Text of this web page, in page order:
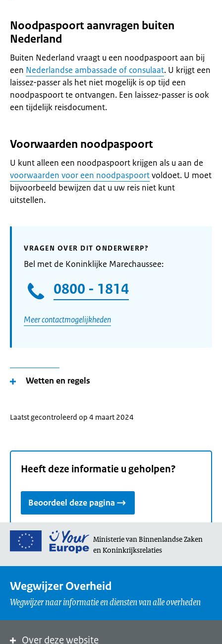
Noodpaspoort aanvragen buiten
Nederland
Buiten Nederland vraagt u een noodpaspoort aan bij
een Nederlandse ambassade of consulaat. U krijgt een
laissez-passer als het niet mogelijk is op tijd een
noodpaspoort te ontvangen. Een laissez-passer is ook
een tijdelijk reisdocument.
Voorwaarden noodpaspoort
U kunt alleen een noodpaspoort krijgen als u aan de
voorwaarden voor een noodpaspoortvoldoet. U moet
bijvoorbeeld bewijzen dat u uw reis niet kunt
uitstellen.
VRAGEN OVER DIT ONDERWERP?
Bel met de Koninklijke Marechaussee:
0800 - 1814
Meer contactmogelijkheden
Wetten en regels
Laatst gecontroleerd op 4 maart 2024
Heeft deze informatie u geholpen?
Beoordeel deze pagina
Ga
naar
van
Your
een
portaal
Ministerie van Binnenlandse Zaken
en Koninkrijksrelaties
Wegwijzer Overheid
Wegwijzer naar informatie en diensten van alle overheden
Over deze website